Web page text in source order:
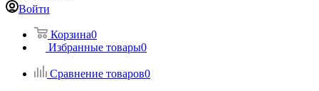
Войти
Корзина0
Избранные товары0
Сравнение товаров0